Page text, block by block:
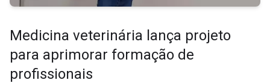
Medicina veterinária lança projeto
para aprimorar formação de
profissionais